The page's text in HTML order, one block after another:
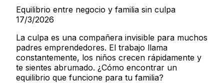
Equilibrio entre negocio y familia sin culpa
17/3/2026
La culpa es una compañera invisible para muchos
padres emprendedores. El trabajo llama
constantemente, los niños crecen rápidamente y
te sientes abrumado. ¿Cómo encontrar un
equilibrio que funcione para tu familia?